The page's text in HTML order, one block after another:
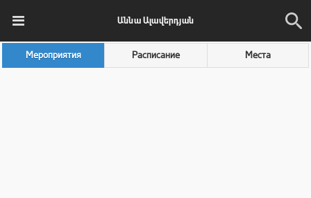
Աննա Ալավերդյան
Мероприятия Расписание Места